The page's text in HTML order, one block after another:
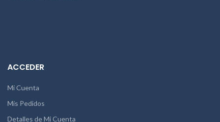
ACCEDER
Mi Cuenta
Mis Pedidos
Detalles de Mi Cuenta